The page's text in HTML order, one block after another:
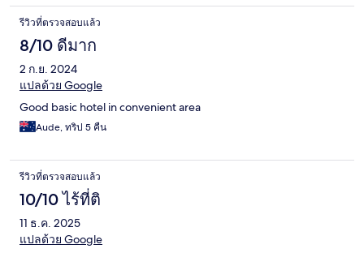
รีวิวที่ตรวจสอบแล้ว
8/10 ดีมาก
2 ก.ย. 2024
แปลด้วย Google
Good basic hotel in convenient area
Aude, ทริป 5 คืน
รีวิวที่ตรวจสอบแล้ว
10/10 ไร้ที่ติ
11 ธ.ค. 2025
แปลด้วย Google